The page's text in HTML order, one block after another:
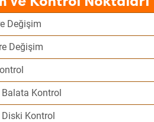
Değişim
Değişim
Balata Kontrol
Diski Kontrol